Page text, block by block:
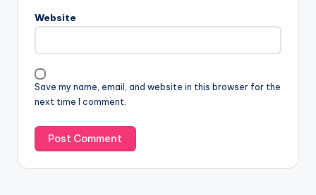
Website
Save my name, email, and website in this browser for the
next time I comment.